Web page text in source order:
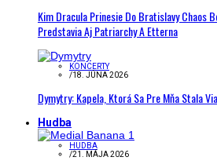
Kim Dracula Prinesie Do Bratislavy Chaos
Predstavia Aj Patriarchy A Etterna
KONCERTY
/18. JÚNA 2026
Dymytry: Kapela, Ktorá Sa Pre Mňa Stala
Hudba
HUDBA
/21. MÁJA 2026